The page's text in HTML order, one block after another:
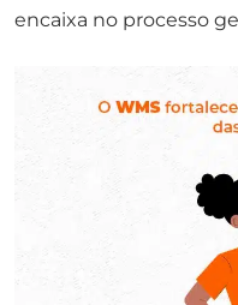
encaixa no processo